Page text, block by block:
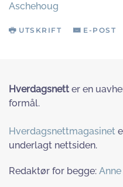
Aschehoug
UTSKRIFT E-POST
Hverdagsnett er en
formål.
Hverdagsnettmagasinet
underlagt nettsiden.
Redaktør for begge: